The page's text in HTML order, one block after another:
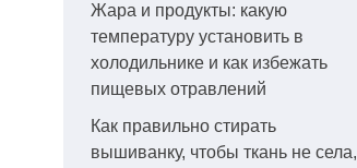
Жара и продукты: какую
температуру установить в
холодильнике и как избежать
пищевых отравлений
Как правильно стирать
вышиванку, чтобы ткань не села,